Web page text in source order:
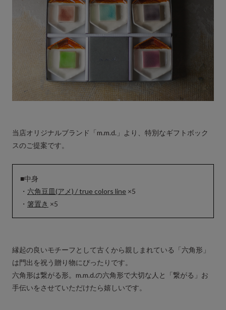
当店オリジナルブランド「m.m.d.」より、特別なギフトボック
スのご提案です。
■中身
・ 六角豆皿(アメ) / true colors line ×5
・ 箸置き ×5
縁起の良いモチーフとして古くから親しまれている「六角形」
は門出を祝う贈り物にぴったりです。
六角形は繋がる形。m.m.d.の六角形で大切な人と「繋がる」お
手伝いをさせていただけたら嬉しいです。